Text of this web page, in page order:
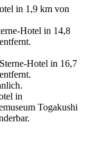
in 1,9 km von
Hotel in 14,8
Hotel in 16,7
in
Togakushi